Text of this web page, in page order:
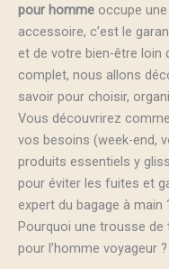
pour homme occupe
accessoire, c’est le
et de votre bien-être loin
complet, nous allons
savoir pour choisir,
Vous découvrirez
vos besoins (week-end,
produits essentiels y
pour éviter les fuites et
expert du bagage à main
Pourquoi une trousse
pour l’homme voyageur ?